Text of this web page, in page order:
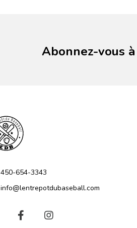
Abonnez-vous
450-654-3343
info@lentrepotdubaseball.com